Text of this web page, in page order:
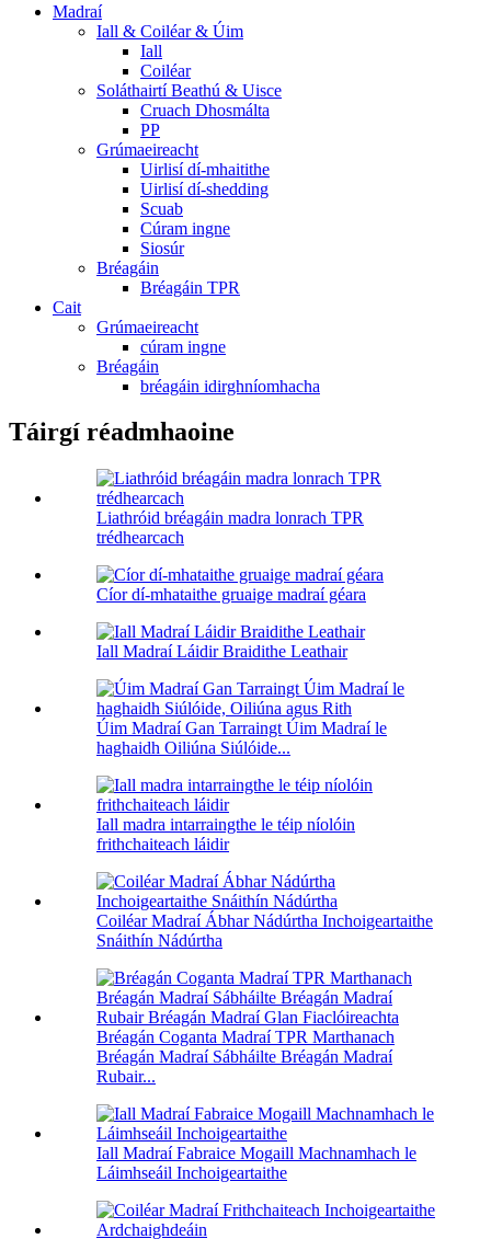
Madraí
Iall & Coiléar & Úim
Iall
Coiléar
Soláthairtí Beathú & Uisce
Cruach Dhosmálta
PP
Grúmaeireacht
Uirlisí dí-mhaitithe
Uirlisí dí-shedding
Scuab
Cúram ingne
Siosúr
Bréagáin
Bréagáin TPR
Cait
Grúmaeireacht
cúram ingne
Bréagáin
bréagáin idirghníomhacha
Táirgí réadmhaoine
Liathróid bréagáin madra lonrach TPR
trédhearcach
Cíor dí-mhataithe gruaige madraí géara
Iall Madraí Láidir Braidithe Leathair
Úim Madraí Gan Tarraingt Úim Madraí le
haghaidh Oiliúna Siúlóide...
Iall madra intarraingthe le téip níolóin
frithchaiteach láidir
Coiléar Madraí Ábhar Nádúrtha Inchoigeartaithe
Snáithín Nádúrtha
Bréagán Coganta Madraí TPR Marthanach
Bréagán Madraí Sábháilte Bréagán Madraí
Rubair...
Iall Madraí Fabraice Mogaill Machnamhach le
Láimhseáil Inchoigeartaithe